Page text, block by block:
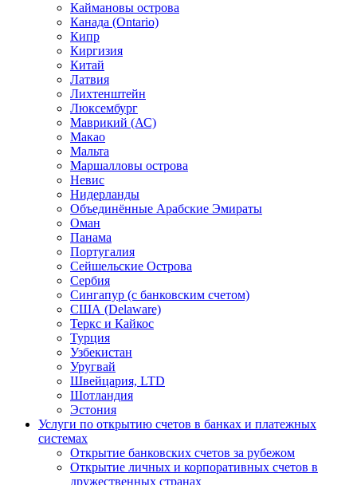
Каймановы острова
Канада (Ontario)
Кипр
Киргизия
Китай
Латвия
Лихтенштейн
Люксембург
Маврикий (АС)
Макао
Мальта
Маршалловы острова
Нeвис
Нидерланды
Объединённые Арабские Эмираты
Оман
Панама
Португалия
Сейшельские Острова
Сербия
Сингапур (c банковским счетом)
США (Delaware)
Теркс и Кайкос
Турция
Узбекистан
Уругвай
Швейцария, LTD
Шотландия
Эстония
Услуги по открытию счетов в банках и платежных
системах
Открытие банковских счетов за рубежом
Открытие личных и корпоративных счетов в
дружественных странах